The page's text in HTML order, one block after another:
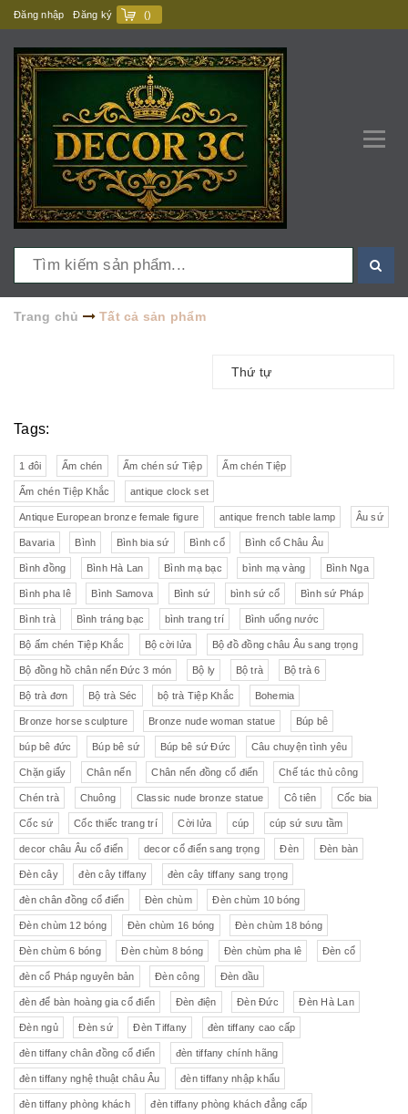
Đăng nhập Đăng ký ()
Trang chủ Tất cả sản phẩm
Thứ tự
Tags:
1 đôi Ấm chén Ấm chén sứ Tiệp Ấm chén Tiệp
Ấm chén Tiệp Khắc antique clock set
Antique European bronze female figure antique french table lamp Âu sứ
Bavaria Bình Bình bia sứ Bình cổ Bình cổ Châu Âu
Bình đồng Bình Hà Lan Bình mạ bạc bình mạ vàng Bình Nga
Bình pha lê Bình Samova Bình sứ bình sứ cổ Bình sứ Pháp
Bình trà Bình tráng bạc bình trang trí Bình uống nước
Bộ ấm chén Tiệp Khắc Bộ cời lửa Bộ đồ đồng châu Âu sang trọng
Bộ đồng hồ chân nến Đức 3 món Bộ ly Bộ trà Bộ trà 6
Bộ trà đơn Bộ trà Séc bộ trà Tiệp Khắc Bohemia
Bronze horse sculpture Bronze nude woman statue Búp bê
búp bê đức Búp bê sứ Búp bê sứ Đức Câu chuyện tình yêu
Chặn giấy Chân nến Chân nến đồng cổ điển Chế tác thủ công
Chén trà Chuông Classic nude bronze statue Cô tiên Cốc bia
Cốc sứ Cốc thiếc trang trí Cời lửa cúp cúp sứ sưu tầm
decor châu Âu cổ điển decor cổ điển sang trọng Đèn Đèn bàn
Đèn cây đèn cây tiffany đèn cây tiffany sang trọng
đèn chân đồng cổ điển Đèn chùm Đèn chùm 10 bóng
Đèn chùm 12 bóng Đèn chùm 16 bóng Đèn chùm 18 bóng
Đèn chùm 6 bóng Đèn chùm 8 bóng Đèn chùm pha lê Đèn cổ
đèn cổ Pháp nguyên bản Đèn công Đèn dầu
đèn để bàn hoàng gia cổ điển Đèn điện Đèn Đức Đèn Hà Lan
Đèn ngủ Đèn sứ Đèn Tiffany đèn tiffany cao cấp
đèn tiffany chân đồng cổ điển đèn tiffany chính hãng
đèn tiffany nghệ thuật châu Âu đèn tiffany nhập khẩu
đèn tiffany phòng khách đèn tiffany phòng khách đẳng cấp